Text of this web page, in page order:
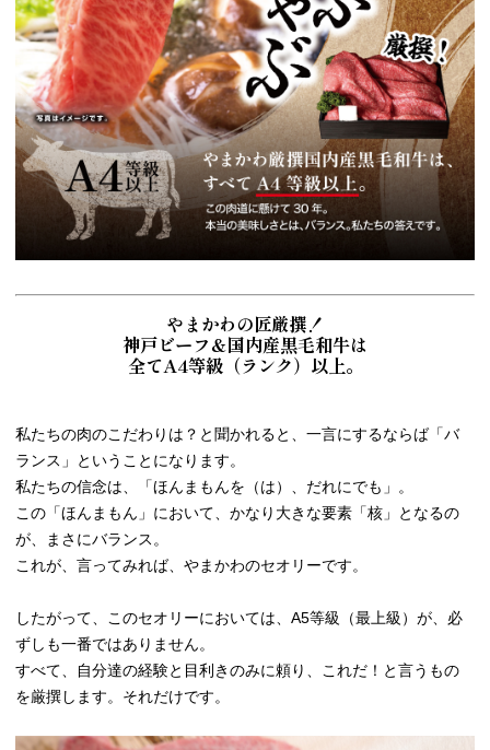
やまかわの匠厳撰！
神戸ビーフ＆国内産黒毛和牛は
全てA4等級（ランク）以上。
私たちの肉のこだわりは？と聞かれると、一言にするならば「バ
ランス」ということになります。
私たちの信念は、「ほんまもんを（は）、だれにでも」。
この「ほんまもん」において、かなり大きな要素「核」となるの
が、まさにバランス。
これが、言ってみれば、やまかわのセオリーです。
したがって、このセオリーにおいては、A5等級（最上級）が、必
ずしも一番ではありません。
すべて、自分達の経験と目利きのみに頼り、これだ！と言うもの
を厳撰します。それだけです。